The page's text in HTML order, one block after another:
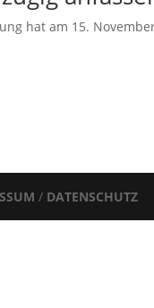
hat am 15.
/ DATENSCHUTZ